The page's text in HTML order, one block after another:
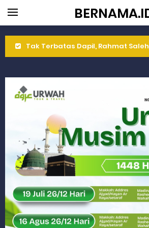
Tak Terbatas Dapil, Rahmat Saleh Dorong Penguatan
Rahmat Saleh Resmikan Hunian Tetap KARTA untuk
Gelar Musdalub, Ini Tujuan Partai
Wakili Gubernur Sumbar, Kabiro Kesra Hadiri dan Berikan Arahan pada MTQ
RELIS KEJAKSAAN TINGGI
RELIS KEJAKSAAN TINGGI
RELIS KEJAKSAAN TINGGI
Peringati Hari Koperasi ke-79, Wagub Sumbar Dorong Koperasi